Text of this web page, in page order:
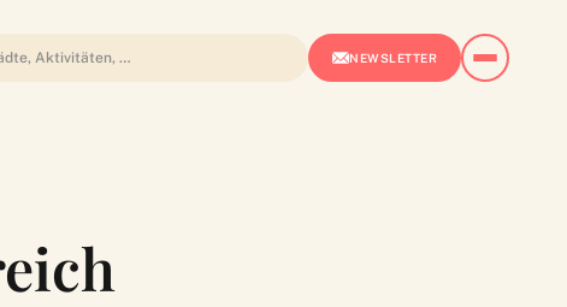
NEWSLETTER